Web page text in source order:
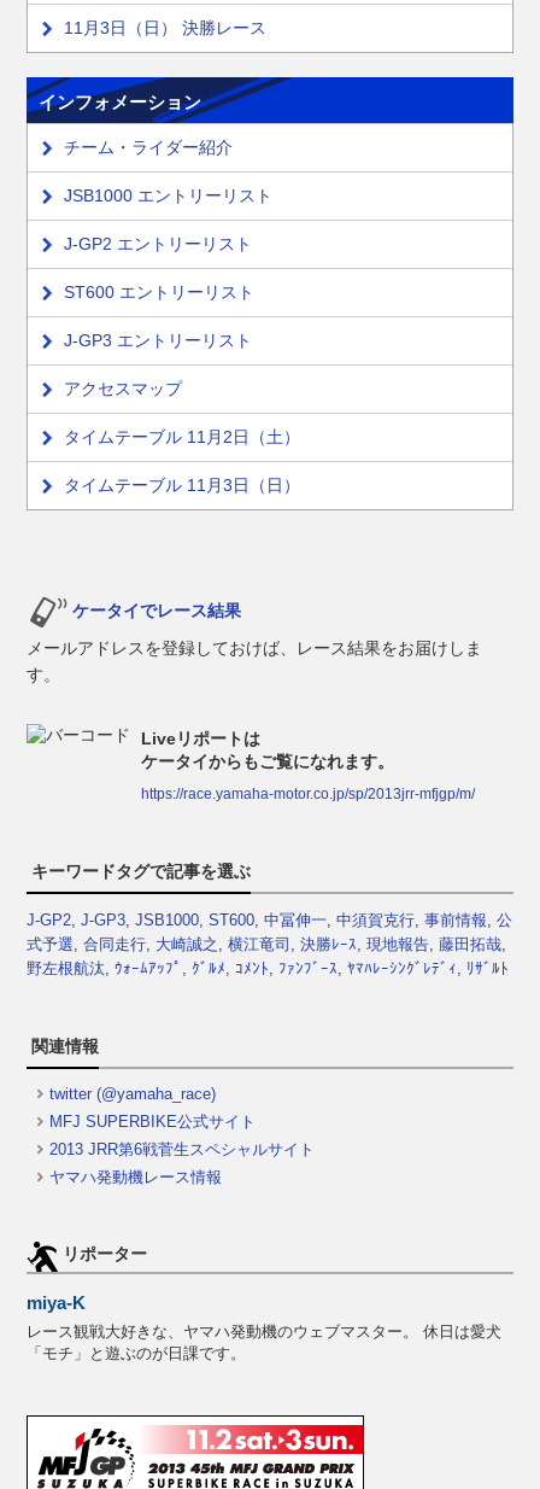
11月3日（日） 決勝レース
インフォメーション
チーム・ライダー紹介
JSB1000 エントリーリスト
J-GP2 エントリーリスト
ST600 エントリーリスト
J-GP3 エントリーリスト
アクセスマップ
タイムテーブル 11月2日（土）
タイムテーブル 11月3日（日）
ケータイでレース結果
メールアドレスを登録しておけば、レース結果をお届けしま
す。
Liveリポートは
ケータイからもご覧になれます。
https://race.yamaha-motor.co.jp/sp/2013jrr-mfjgp/m/
キーワードタグで記事を選ぶ
J-GP2,J-GP3,JSB1000,ST600,中冨伸一,中須賀克行,事前情報,公
式予選,合同走行, 大崎誠之 ,横江竜司 ,決勝ﾚｰｽ,現地報告,藤田拓哉,
野左根航汰,ｳｫｰﾑｱｯﾌﾟ , ｸﾞﾙﾒ,ｺﾒﾝﾄ, ﾌｧﾝﾌﾞｰｽ,ﾔﾏﾊﾚｰｼﾝｸﾞﾚﾃﾞｨ , ﾘｻﾞﾙﾄ
関連情報
twitter (@yamaha_race)
MFJ SUPERBIKE公式サイト
2013 JRR第6戦菅生スペシャルサイト
ヤマハ発動機レース情報
リポーター
miya-K
レース観戦大好きな、ヤマハ発動機のウェブマスター。 休日は愛犬
「モチ」と遊ぶのが日課です。